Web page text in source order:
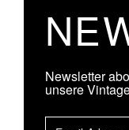
Newsletter
unsere